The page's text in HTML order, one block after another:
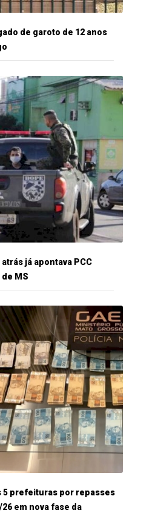
de garoto de 12 anos
já apontava PCC
MS
5 prefeituras por repasses
em nova fase da